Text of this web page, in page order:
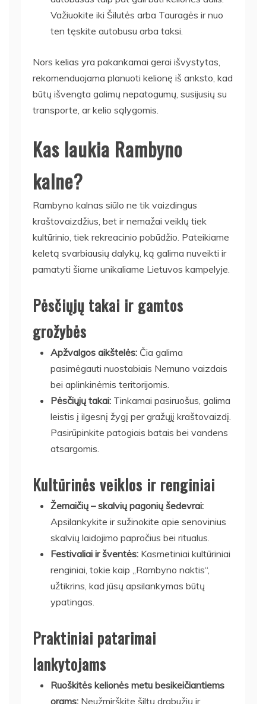
Važiuokite iki Šilutės arba Tauragės ir nuo
ten tęskite autobusu arba taksi.
Nors kelias yra pakankamai gerai išvystytas,
rekomenduojama planuoti kelionę iš anksto, kad
būtų išvengta galimų nepatogumų, susijusių su
transporte, ar kelio sąlygomis.
Kas laukia Rambyno
kalne?
Rambyno kalnas siūlo ne tik vaizdingus
kraštovaizdžius, bet ir nemažai veiklų tiek
kultūrinio, tiek rekreacinio pobūdžio. Pateikiame
keletą svarbiausių dalykų, ką galima nuveikti ir
pamatyti šiame unikaliame Lietuvos kampelyje.
Pėsčiųjų takai ir gamtos
grožybės
Apžvalgos aikštelės: Čia galima
pasimėgauti nuostabiais Nemuno vaizdais
bei aplinkinėmis teritorijomis.
Pėsčiųjų takai: Tinkamai pasiruošus, galima
leistis į ilgesnį žygį per gražųjį kraštovaizdį.
Pasirūpinkite patogiais batais bei vandens
atsargomis.
Kultūrinės veiklos ir renginiai
Žemaičių – skalvių pagonių šedevrai:
Apsilankykite ir sužinokite apie senovinius
skalvių laidojimo papročius bei ritualus.
Festivaliai ir šventės: Kasmetiniai kultūriniai
renginiai, tokie kaip „Rambyno naktis“,
užtikrins, kad jūsų apsilankymas būtų
ypatingas.
Praktiniai patarimai
lankytojams
Ruoškitės kelionės metu besikeičiantiems
orams: Neužmirškite šiltų drabužių ir